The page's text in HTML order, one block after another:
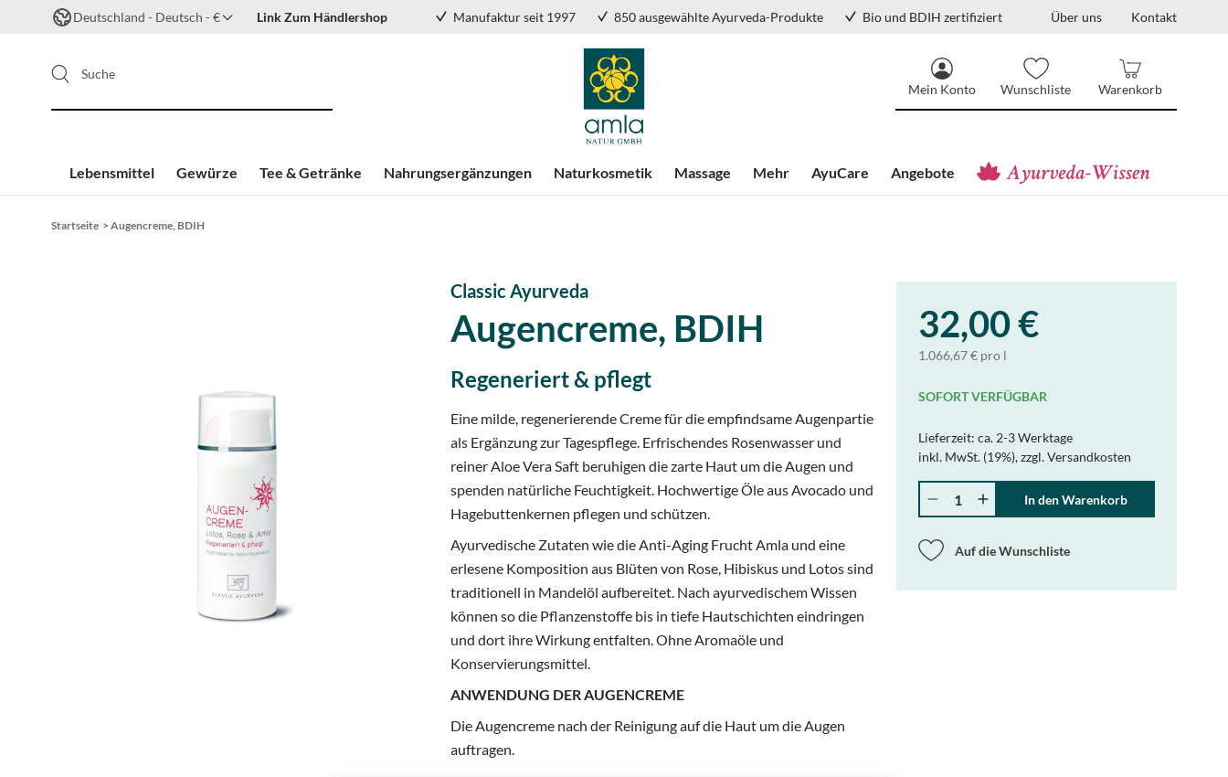
Deutschland - Deutsch - € Link Zum Händlershop Manufaktur seit 1997 850 ausgewählte Ayurveda-Produkte Bio und BDIH zertifiziert Über uns Kontakt
Lebensmittel Gewürze Tee & Getränke Nahrungsergänzungen Naturkosmetik Massage Mehr AyuCare Angebote
Mein Konto Wunschliste
Suche
Warenkorb
Startseite > Augencreme, BDIH
32,00 €
1.066,67 € pro l
SOFORT VERFÜGBAR
Lieferzeit: ca. 2-3 Werktage
inkl. MwSt. (19%),zzgl.Versandkosten
In den Warenkorb
Auf die Wunschliste
Classic Ayurveda
Augencreme, BDIH
Regeneriert & pflegt
Eine milde, regenerierende Creme für die empfindsame Augenpartie
als Ergänzung zur Tagespflege. Erfrischendes Rosenwasser und
reiner Aloe Vera Saft beruhigen die zarte Haut um die Augen und
spenden natürliche Feuchtigkeit. Hochwertige Öle aus Avocado und
Hagebuttenkernen pflegen und schützen.
Ayurvedische Zutaten wie die Anti-Aging Frucht Amla und eine
erlesene Komposition aus Blüten von Rose, Hibiskus und Lotos sind
traditionell in Mandelöl aufbereitet. Nach ayurvedischem Wissen
können so die Pflanzenstoffe bis in tiefe Hautschichten eindringen
und dort ihre Wirkung entfalten. Ohne Aromaöle und
Konservierungsmittel.
ANWENDUNG DER AUGENCREME
Die Augencreme nach der Reinigung auf die Haut um die Augen
auftragen.